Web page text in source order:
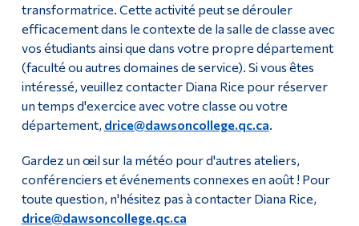
transformatrice. Cette activité peut se dérouler
efficacement dans le contexte de la salle de classe avec
vos étudiants ainsi que dans votre propre département
(faculté ou autres domaines de service). Si vous êtes
intéressé, veuillez contacter Diana Rice pour réserver
un temps d'exercice avec votre classe ou votre
département, drice@dawsoncollege.qc.ca
Gardez un œil sur la météo pour d'autres ateliers,
conférenciers et événements connexes en août ! Pour
toute question, n'hésitez pas à contacter Diana Rice,
drice@dawsoncollege.qc.ca